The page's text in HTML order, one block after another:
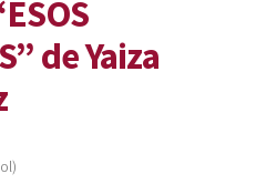
de Yaiza